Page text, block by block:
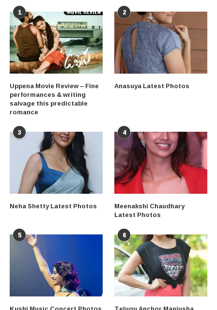
1
Uppena Movie Review – Fine
performances & writing
salvage this predictable
romance
2
Anasuya Latest Photos
3
Neha Shetty Latest Photos
4
Meenakshi Chaudhary
Latest Photos
5 6